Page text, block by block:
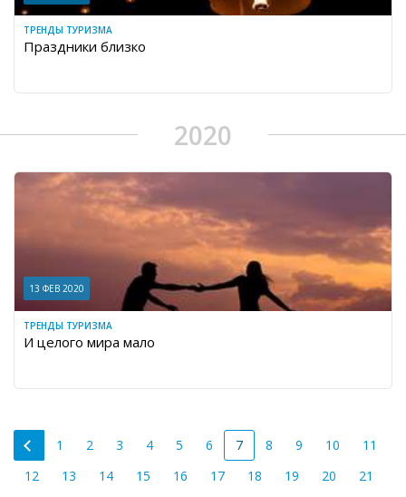
ТРЕНДЫ ТУРИЗМА
Праздники близко
2020
13 ФЕВ 2020
ТРЕНДЫ ТУРИЗМА
И целого мира мало
1 2 3 4 5 6 7 8 9 10
11
12
13 14 15 16 17 18 19 20
21